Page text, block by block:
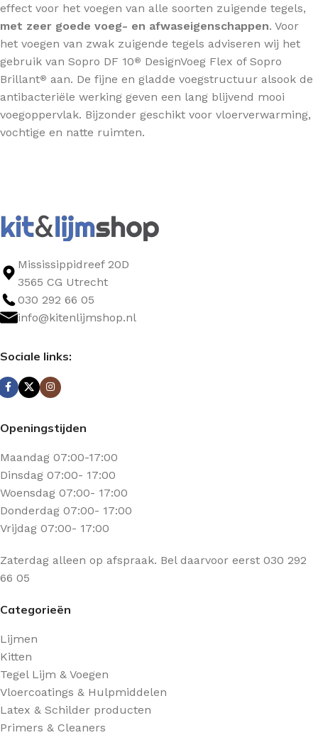
effect voor het voegen van alle soorten zuigende tegels,
met zeer goede voeg- en afwaseigenschappen. Voor
het voegen van zwak zuigende tegels adviseren wij het
gebruik van Sopro DF 10® DesignVoeg Flex of Sopro
Brillant® aan. De fijne en gladde voegstructuur alsook de
antibacteriële werking geven een lang blijvend mooi
voegoppervlak. Bijzonder geschikt voor vloerverwarming,
vochtige en natte ruimten.
Mississippidreef 20D
3565 CG Utrecht
030 292 66 05
info@kitenlijmshop.nl
Sociale links:
Openingstijden
Maandag 07:00-17:00
Dinsdag 07:00- 17:00
Woensdag 07:00- 17:00
Donderdag 07:00- 17:00
Vrijdag 07:00- 17:00
Zaterdag alleen op afspraak. Bel daarvoor eerst 030 292
66 05
Categorieën
Lijmen
Kitten
Tegel Lijm & Voegen
Vloercoatings & Hulpmiddelen
Latex & Schilder producten
Primers & Cleaners